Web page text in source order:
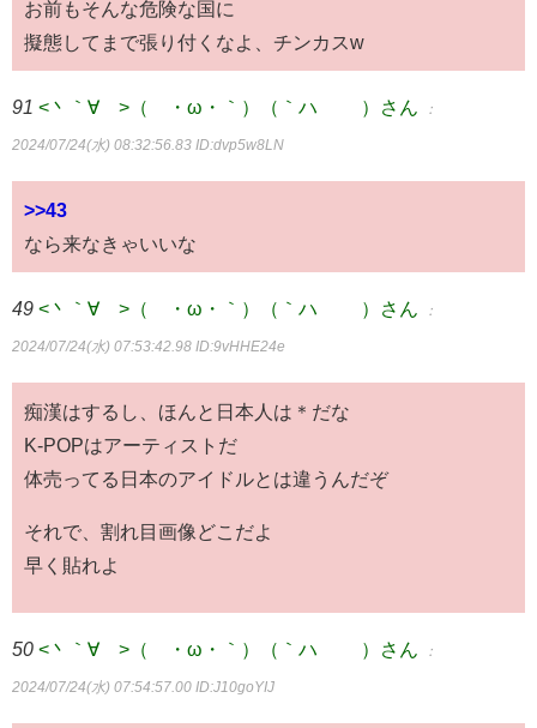
お前もそんな危険な国に
擬態してまで張り付くなよ、チンカスw
91 <丶｀∀´>（´・ω・｀）（｀ハ´ ）さん ：
2024/07/24(水) 08:32:56.83 ID:dvp5w8LN
>>43
なら来なきゃいいな
49 <丶｀∀´>（´・ω・｀）（｀ハ´ ）さん ：
2024/07/24(水) 07:53:42.98 ID:9vHHE24e
痴漢はするし、ほんと日本人は＊だな
K-POPはアーティストだ
体売ってる日本のアイドルとは違うんだぞ
それで、割れ目画像どこだよ
早く貼れよ
50 <丶｀∀´>（´・ω・｀）（｀ハ´ ）さん ：
2024/07/24(水) 07:54:57.00 ID:J10goYIJ